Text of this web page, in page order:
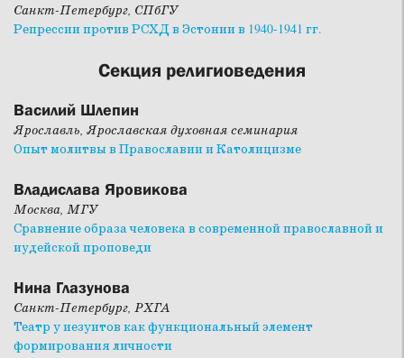
Санкт-Петербург, СПбГУ
Репрессии против РСХД в Эстонии в 1940-1941 гг.
Секция религиоведения
Василий Шлепин
Ярославль, Ярославская духовная семинария
Опыт молитвы в Православии и Католицизме
Владислава Яровикова
Москва, МГУ
Сравнение образа человека в современной православной и
иудейской проповеди
Нина Глазунова
Санкт-Петербург, РХГА
Театр у иезуитов как функциональный элемент
формирования личности